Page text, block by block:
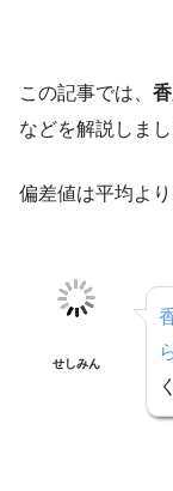
この記事では、
などを解説しまし
偏差値は平均よ
せしみん